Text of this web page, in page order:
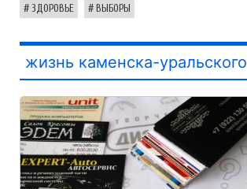
ЗДОРОВЬЕ ВЫБОРЫ
жизнь каменска-уральского